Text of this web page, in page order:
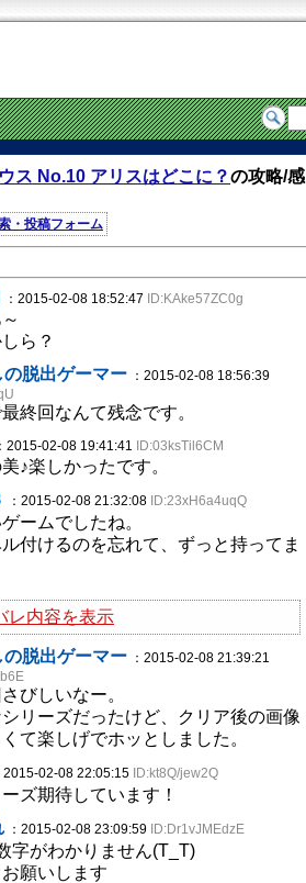
ス No.10 アリスはどこに？の攻略/感
・投稿フォーム
：2015-02-08 18:52:47 ID:KAke57ZC0g
ら？
の脱出ゲーマー ：2015-02-08 18:56:39
終回なんて残念です。
2015-02-08 19:41:41 ID:03ksTil6CM
♪楽しかったです。
：2015-02-08 21:32:08 ID:23xH6a4uqQ
ームでしたね。
付けるのを忘れて、ずっと持ってま
レ内容を表示
の脱出ゲーマー ：2015-02-08 21:39:21
びしいなー。
リーズだったけど、クリア後の画像
て楽しげでホッとしました。
2015-02-08 22:05:15 ID:kt8Q/jew2Q
ズ期待しています！
：2015-02-08 23:09:59 ID:Dr1vJMEdzE
字がわかりません(T_T)
お願いします